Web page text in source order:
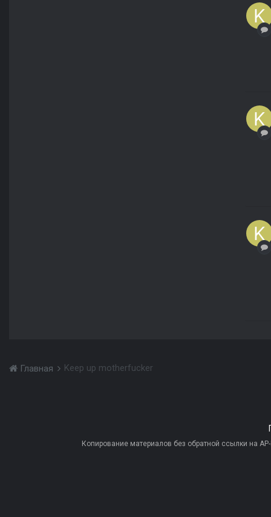
Главная Keep up motherfucker
Копирование материалов без обратной ссылки на